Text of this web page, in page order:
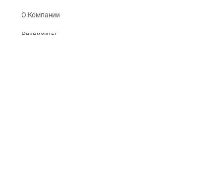
О Компании
Реквизиты